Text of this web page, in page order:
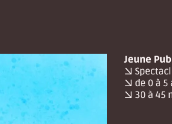
Jeune
→
→ de 0 à 5
→ 30 à 45